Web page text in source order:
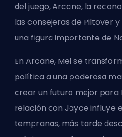
del juego, Arcane, la
las consejeras de Piltover y
una figura importante de
En Arcane, Mel se
política a una poderosa
crear un futuro mejor para
relación con Jayce influye
tempranas, más tarde